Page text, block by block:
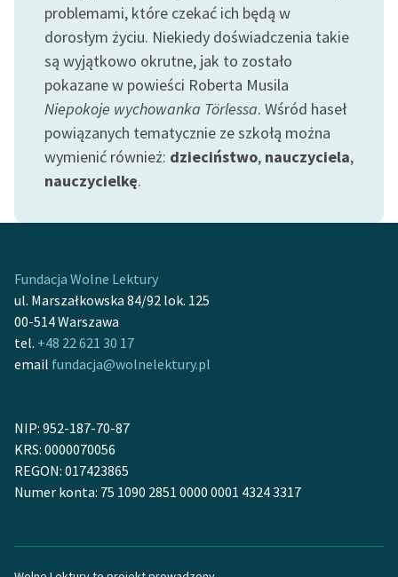
problemami, które czekać ich będą w
dorosłym życiu. Niekiedy doświadczenia takie
są wyjątkowo okrutne, jak to zostało
pokazane w powieści Roberta Musila
Niepokoje wychowanka Törlessa. Wśród haseł
powiązanych tematycznie ze szkołą można
wymienić również: dzieciństwo, nauczyciela,
nauczycielkę.
Fundacja Wolne Lektury
ul. Marszałkowska 84/92 lok. 125
00-514 Warszawa
tel. +48 22 621 30 17
email fundacja@wolnelektury.pl
NIP: 952-187-70-87
KRS: 0000070056
REGON: 017423865
Numer konta: 75 1090 2851 0000 0001 4324 3317